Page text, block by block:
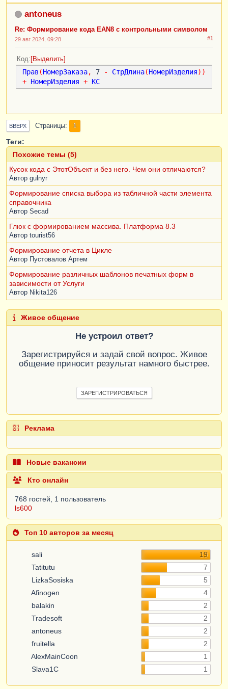
antoneus
Re: Формирование кода EAN8 с контрольными символом
#1
29 авг 2024, 09:28
Код Выделить
Прав (НомерЗаказа, 7 - СтрДлина(НомерИзделия))
+ НомерИзделия + КС
ВВЕРХ Страницы 1
Теги:
Похожие темы (5)
Кусок кода с ЭтотОбъект и без него. Чем они отличаются?
Автор gulnyr
Формирование списка выбора из табличной части элемента
справочника
Автор Secad
Глюк с формированием массива. Платформа 8.3
Автор tourist56
Формирование отчета в Цикле
Автор Пустовалов Артем
Формирование различных шаблонов печатных форм в
зависимости от Услуги
Автор Nikita126
Живое общение
Не устроил ответ?
Зарегистрируйся и задай свой вопрос. Живое
общение приносит результат намного быстрее.
ЗАРЕГИСТРИРОВАТЬСЯ
Реклама
Новые вакансии
Кто онлайн
768 гостей, 1 пользователь
ls600
Топ 10 авторов за месяц
sali
19
Tatitutu
7
LizkaSosiska
5
Afinogen
4
balakin
2
Tradesoft
2
antoneus
2
fruitella
2
AlexMainCoon
1
Slava1C
1